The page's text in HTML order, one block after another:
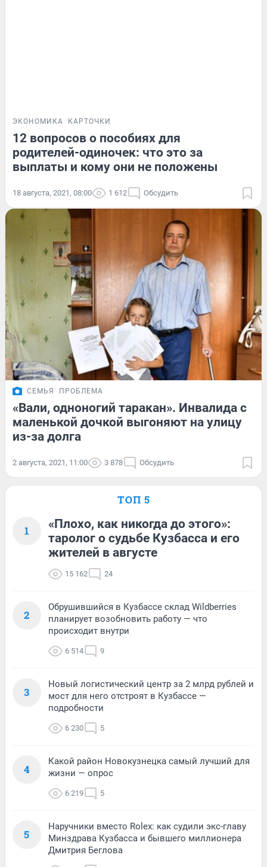
ЭКОНОМИКА КАРТОЧКИ
12 вопросов о пособиях для
родителей-одиночек: что это за
выплаты и кому они не положены
18 августа, 2021, 08:00 1 612 Обсудить
СЕМЬЯ ПРОБЛЕМА
«Вали, одноногий таракан». Инвалида с
маленькой дочкой выгоняют на улицу
из-за долга
2 августа, 2021, 11:00 3 878 Обсудить
ТОП 5
1
«Плохо, как никогда до этого»:
таролог о судьбе Кузбасса и его
жителей в августе
15 162 24
2
Обрушившийся в Кузбассе склад Wildberries
планирует возобновить работу — что
происходит внутри
6 514 9
3
Новый логистический центр за 2 млрд рублей и
мост для него отстроят в Кузбассе —
подробности
6 230 5
4
Какой район Новокузнецка самый лучший для
жизни — опрос
6 219 5
5
Наручники вместо Rolex: как судили экс-главу
Минздрава Кузбасса и бывшего миллионера
Дмитрия Беглова